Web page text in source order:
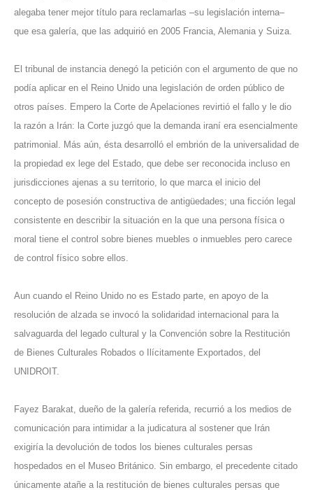
alegaba tener mejor título para reclamarlas –su legislación interna–
que esa galería, que las adquirió en 2005 Francia, Alemania y Suiza.
El tribunal de instancia denegó la petición con el argumento de que no
podía aplicar en el Reino Unido una legislación de orden público de
otros países. Empero la Corte de Apelaciones revirtió el fallo y le dio
la razón a Irán: la Corte juzgó que la demanda iraní era esencialmente
patrimonial. Más aún, ésta desarrolló el embrión de la universalidad de
la propiedad ex lege del Estado, que debe ser reconocida incluso en
jurisdicciones ajenas a su territorio, lo que marca el inicio del
concepto de posesión constructiva de antigüedades; una ficción legal
consistente en describir la situación en la que una persona física o
moral tiene el control sobre bienes muebles o inmuebles pero carece
de control físico sobre ellos.
Aun cuando el Reino Unido no es Estado parte, en apoyo de la
resolución de alzada se invocó la solidaridad internacional para la
salvaguarda del legado cultural y la Convención sobre la Restitución
de Bienes Culturales Robados o Ilícitamente Exportados, del
UNIDROIT.
Fayez Barakat, dueño de la galería referida, recurrió a los medios de
comunicación para intimidar a la judicatura al sostener que Irán
exigiría la devolución de todos los bienes culturales persas
hospedados en el Museo Británico. Sin embargo, el precedente citado
únicamente atañe a la restitución de bienes culturales persas que